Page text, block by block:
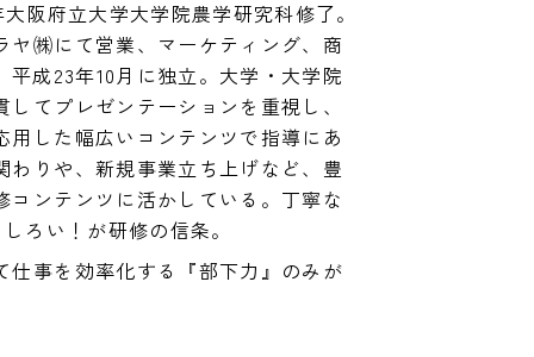
阪府立大学大学院農学研究科修了。
ヤ㈱にて営業、マーケティング、商
成23年10月に独立。大学・大学院
てプレゼンテーションを重視し、
した幅広いコンテンツで指導にあ
わりや、新規事業立ち上げなど、豊
ンテンツに活かしている。丁寧な
ろい！が研修の信条。
仕事を効率化する『部下力』のみが